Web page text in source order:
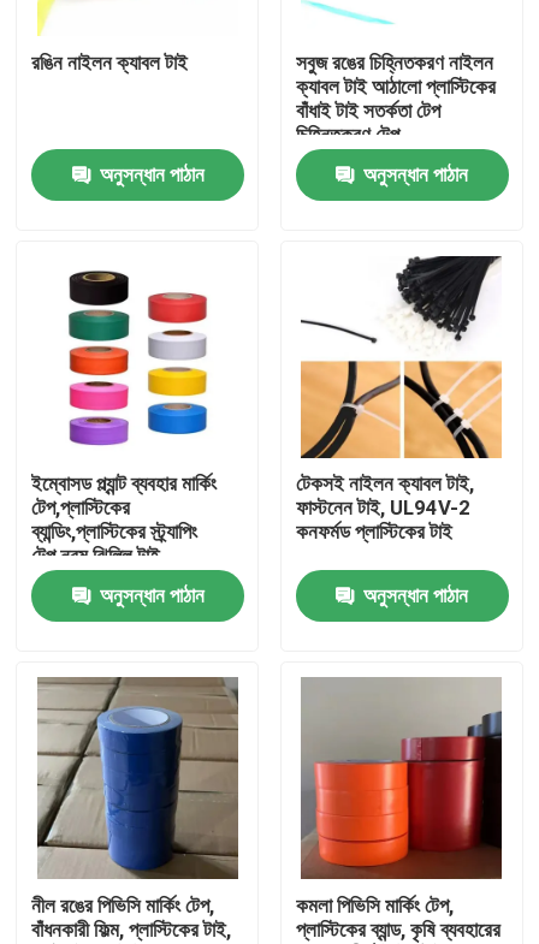
পণ্য
আমাদের সম্পর্কে
মান নিয়ন্ত্রণ
আমাদের সাথে যোগাযোগ করুন
উদ্ধৃতির জন্য আবেদন
Russian website
চৌম্বকীয় জাল দরজার পর্দা
উইন্ডো ফ্লাই স্ক্রিন
পিই শেড নেট
রঙিন নাইলন ক্যাবল টাই
অনুসন্ধান পাঠান
সবুজ রঙের চিহ্নিতকরণ নাইলন
ক্যাবল টাই আঠালো প্লাস্টিকের
বাঁধাই টাই সতর্কতা টেপ
চিহ্নিতকরণ টেপ
অনুসন্ধান পাঠান
ইম্বোসড প্ল্যান্ট ব্যবহার মার্কিং
টেপ,প্লাস্টিকের
ব্যান্ডিং,প্লাস্টিকের স্ট্র্যাপিং
টেপ,নরম ঝিল্লি টাই
অনুসন্ধান পাঠান
টেকসই নাইলন ক্যাবল টাই,
ফাস্টনেন টাই, UL94V-2
কনফর্মড প্লাস্টিকের টাই
অনুসন্ধান পাঠান
নীল রঙের পিভিসি মার্কিং টেপ,
বাঁধনকারী ফিল্ম, প্লাস্টিকের টাই,
কমলা পিভিসি মার্কিং টেপ,
প্লাস্টিকের ব্যান্ড, কৃষি ব্যবহারের